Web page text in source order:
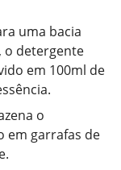
uma bacia
o detergente
em 100ml de
o
em garrafas de